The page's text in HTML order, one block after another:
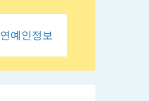
연예인정보